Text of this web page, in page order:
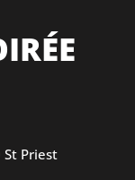
Priest